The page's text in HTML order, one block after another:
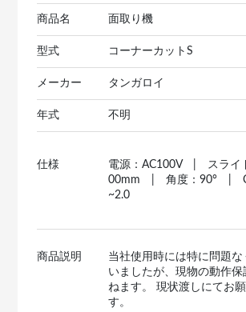
商品名 面取り機
型式 コーナーカットS
メーカー タンガロイ
年式 不明
仕様
電源：AC100V | スライ
00mm | 角度：90° | C
~2.0
商品説明
当社使用時には特に問題な
いましたが、現物の動作保
ねます。 現状渡しにてお
す。